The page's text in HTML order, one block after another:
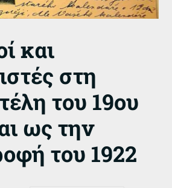
και
στη
του 19ου
ως την
του 1922